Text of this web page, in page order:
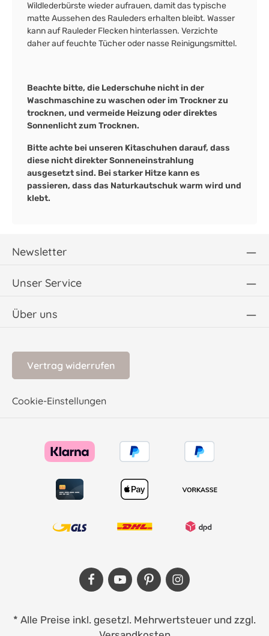
Wildlederbürste wieder aufrauen, damit das typische
matte Aussehen des Rauleders erhalten bleibt. Wasser
kann auf Rauleder Flecken hinterlassen. Verzichte
daher auf feuchte Tücher oder nasse Reinigungsmittel.
Beachte bitte, die Lederschuhe nicht in der
Waschmaschine zu waschen oder im Trockner zu
trocknen, und vermeide Heizung oder direktes
Sonnenlicht zum Trocknen.
Bitte achte bei unseren Kitaschuhen darauf, dass
diese nicht direkter Sonneneinstrahlung
ausgesetzt sind. Bei starker Hitze kann es
passieren, dass das Naturkautschuk warm wird und
klebt.
Newsletter
Unser Service
Über uns
Vertrag widerrufen
Cookie-Einstellungen
* Alle Preise inkl. gesetzl. Mehrwertsteuer und zzgl.